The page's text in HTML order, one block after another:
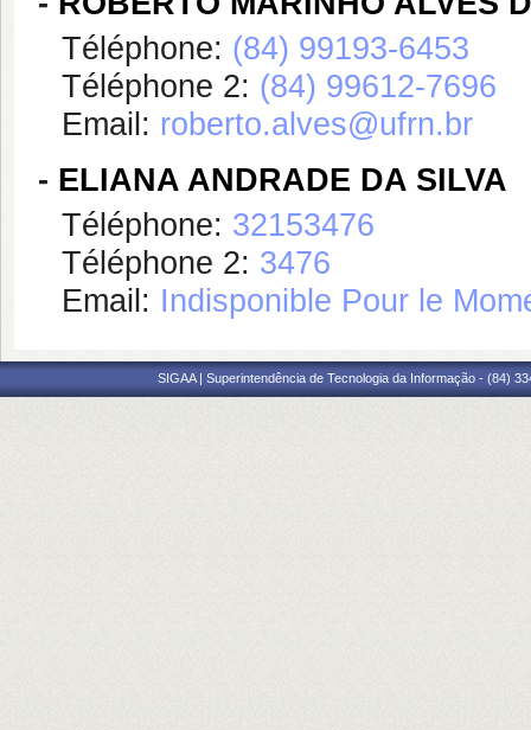
Téléphone: (84) 99193-6453
Téléphone 2: (84) 99612-7696
Email: roberto.alves@ufrn.br
- ELIANA ANDRADE DA SILVA
Téléphone: 32153476
Téléphone 2: 3476
Email: Indisponible Pour le
SIGAA | Superintendência de Tecnologia da Informação - (84)